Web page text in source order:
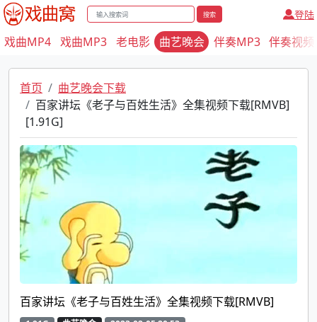
搜索 登陆
戏曲MP4 戏曲MP3 老电影 曲艺晚会 伴奏MP3 伴奏视频
首页
曲艺晚会下载
百家讲坛《老子与百姓生活》全集视频下载[RMVB]
[1.91G]
百家讲坛《老子与百姓生活》全集视频下载[RMVB]